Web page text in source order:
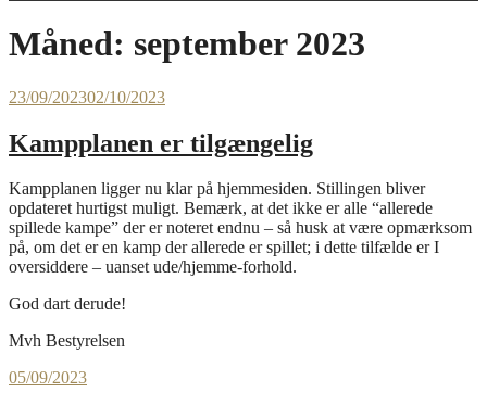
Måned: september 2023
23/09/202302/10/2023
Kampplanen er tilgængelig
Kampplanen ligger nu klar på hjemmesiden. Stillingen bliver
opdateret hurtigst muligt. Bemærk, at det ikke er alle “allerede
spillede kampe” der er noteret endnu – så husk at være opmærksom
på, om det er en kamp der allerede er spillet; i dette tilfælde er I
oversiddere – uanset ude/hjemme-forhold.
God dart derude!
Mvh Bestyrelsen
05/09/2023